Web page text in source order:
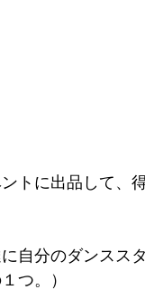
トに出品して、
自分のダンスス
つ。）